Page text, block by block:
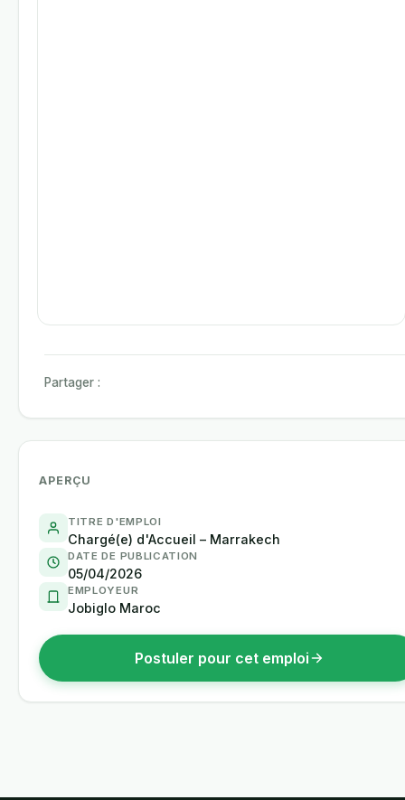
Partager :
APERÇU
TITRE D'EMPLOI
Chargé(e) d'Accueil – Marrakech
DATE DE PUBLICATION
05/04/2026
EMPLOYEUR
Jobiglo Maroc
Postuler pour cet emploi